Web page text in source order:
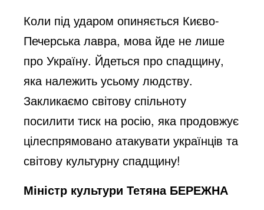
Коли під ударом опиняється Києво-
Печерська лавра, мова йде не лише
про Україну. Йдеться про спадщину,
яка належить усьому людству.
Закликаємо світову спільноту
посилити тиск на росію, яка продовжує
цілеспрямовано атакувати українців та
світову культурну спадщину!
Міністр культури Тетяна БЕРЕЖНА